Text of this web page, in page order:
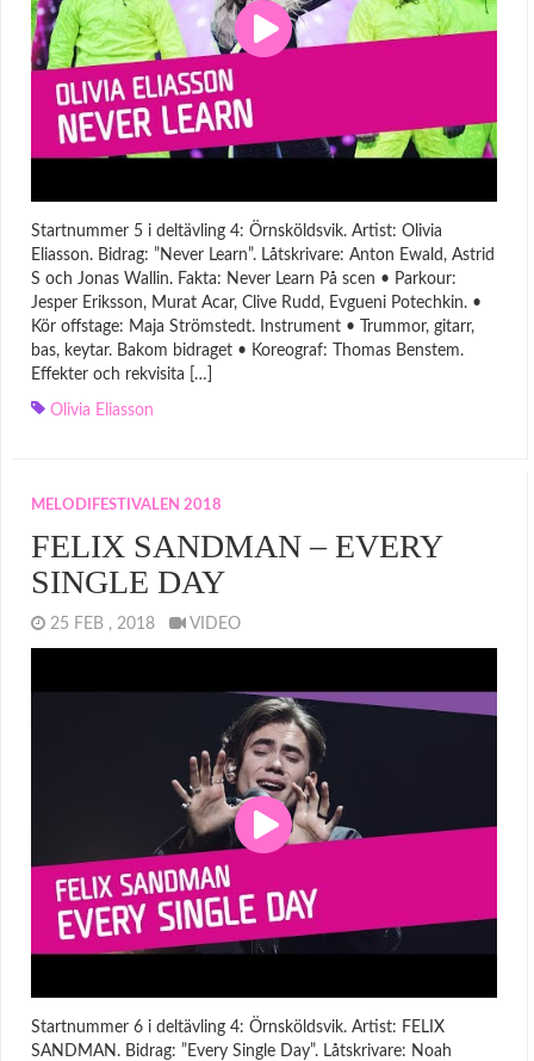
Startnummer 5 i deltävling 4: Örnsköldsvik. Artist: Olivia
Eliasson. Bidrag: ”Never Learn”. Låtskrivare: Anton Ewald, Astrid
S och Jonas Wallin. Fakta: Never Learn På scen • Parkour:
Jesper Eriksson, Murat Acar, Clive Rudd, Evgueni Potechkin. •
Kör offstage: Maja Strömstedt. Instrument • Trummor, gitarr,
bas, keytar. Bakom bidraget • Koreograf: Thomas Benstem.
Effekter och rekvisita […]
Olivia Eliasson
MELODIFESTIVALEN 2018
FELIX SANDMAN – EVERY
SINGLE DAY
25 FEB , 2018 VIDEO
Startnummer 6 i deltävling 4: Örnsköldsvik. Artist: FELIX
SANDMAN. Bidrag: ”Every Single Day”. Låtskrivare: Noah